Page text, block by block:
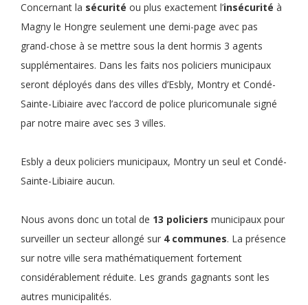
Concernant la sécurité ou plus exactement l’insécurité à
Magny le Hongre seulement une demi-page avec pas
grand-chose à se mettre sous la dent hormis 3 agents
supplémentaires. Dans les faits nos policiers municipaux
seront déployés dans des villes d’Esbly, Montry et Condé-
Sainte-Libiaire avec l’accord de police pluricomunale signé
par notre maire avec ses 3 villes.
Esbly a deux policiers municipaux, Montry un seul et Condé-
Sainte-Libiaire aucun.
Nous avons donc un total de 13 policiers municipaux pour
surveiller un secteur allongé sur 4 communes. La présence
sur notre ville sera mathématiquement fortement
considérablement réduite. Les grands gagnants sont les
autres municipalités.